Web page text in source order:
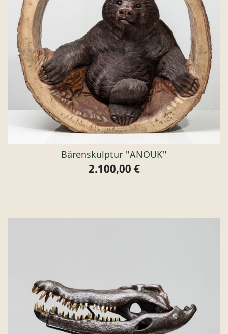
Bärenskulptur "ANOUK"
Preis
2.100,00 €